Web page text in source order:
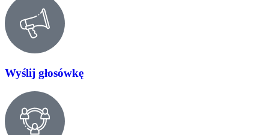
Wyślij głosówkę